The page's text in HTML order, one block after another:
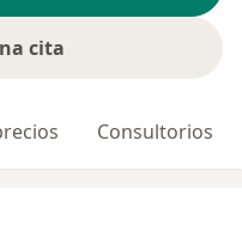
cita
Consultorios